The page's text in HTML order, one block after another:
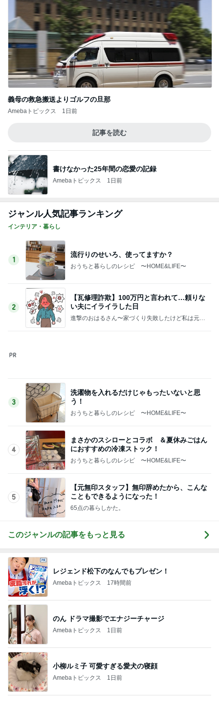
義母の救急搬送よりゴルフの旦那
Amebaトピックス 1日前
記事を読む
書けなかった25年間の恋愛の記録
Amebaトピックス 1日前
1
おうちと暮らしのレシピ 〜HOME&LIFE〜
2
【瓦修理詐欺】100万円と言われて…頼りな
い夫にイライラした日
3
洗濯物を入れるだけじゃもったいないと思
う！
おうちと暮らしのレシピ 〜HOME&LIFE〜
4
5
【元無印スタッフ】無印辞めたから、こんな
こともできるようになった！
65点の暮らしかた。
このジャンルの記事をもっと見る
レジェンド松下のなんでもプレゼン！
Amebaトピックス 17時間前
Amebaトピックス 1日前
小柳ルミ子 可愛すぎる愛犬の寝顔
Amebaトピックス 1日前
銀座では早くも品薄になった店舗名刺
Amebaトピックス 1日前